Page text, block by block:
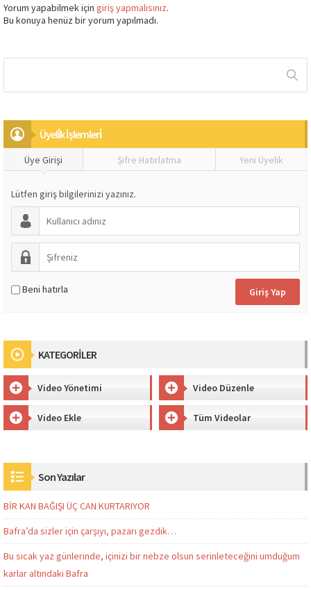
Yorum yapabilmek için giriş yapmalısınız.
Bu konuya henüz bir yorum yapılmadı.
Üyeli̇k İşlemleri̇
Üye Girişi Şifre Hatırlatma Yeni Üyelik
Lütfen giriş bilgilerinizi yazınız.
Beni hatırla
KATEGORİLER
Video Yönetimi Video Düzenle
Video Ekle Tüm Videolar
Son Yazılar
BİR KAN BAĞIŞI ÜÇ CAN KURTARIYOR
Bafra’da sizler için çarşıyı, pazarı gezdik…
Bu sıcak yaz günlerinde, içinizi bir nebze olsun serinleteceğini umduğum
karlar altındaki Bafra